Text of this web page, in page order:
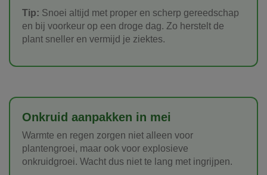
Tip: Snoei altijd met proper en scherp gereedschap
en bij voorkeur op een droge dag. Zo herstelt de
plant sneller en vermijd je ziektes.
Onkruid aanpakken in mei
Warmte en regen zorgen niet alleen voor
plantengroei, maar ook voor explosieve
onkruidgroei. Wacht dus niet te lang met ingrijpen.